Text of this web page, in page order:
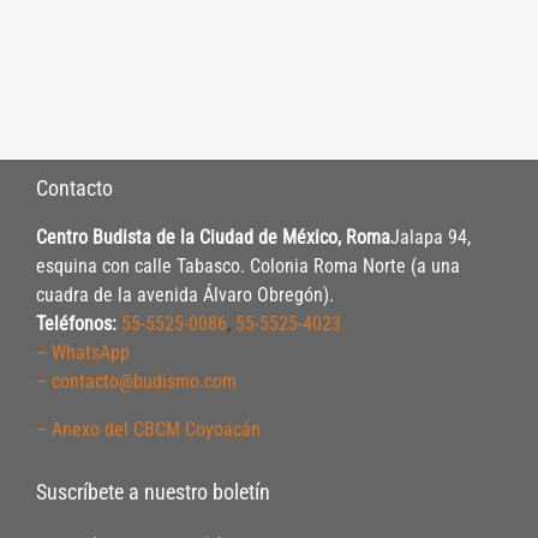
Contacto
Centro Budista de la Ciudad de México, RomaJalapa 94,
esquina con calle Tabasco. Colonia Roma Norte (a una
cuadra de la avenida Álvaro Obregón).
Teléfonos: 55-5525-0086, 55-5525-4023
– WhatsApp
– contacto@budismo.com
– Anexo del CBCM Coyoacán
Suscríbete a nuestro boletín